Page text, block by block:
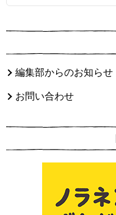
編集部からのお知らせ
お問い合わせ